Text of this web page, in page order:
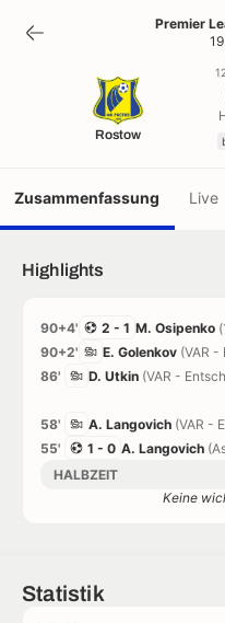
Premier
Rostow
Zusammenfassung Live
Highlights
90+4' 2 - 1 M. Osipenko
90+2'
E. Golenkov (VAR -
86'
D. Utkin (VAR -
58'
A. Langovich (VAR -
55'
1 - 0 A. Langovich
HALBZEIT
Keine
Statistik